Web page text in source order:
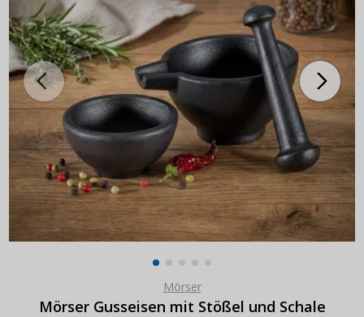
Mörser
Mörser Gusseisen mit Stößel und Schale